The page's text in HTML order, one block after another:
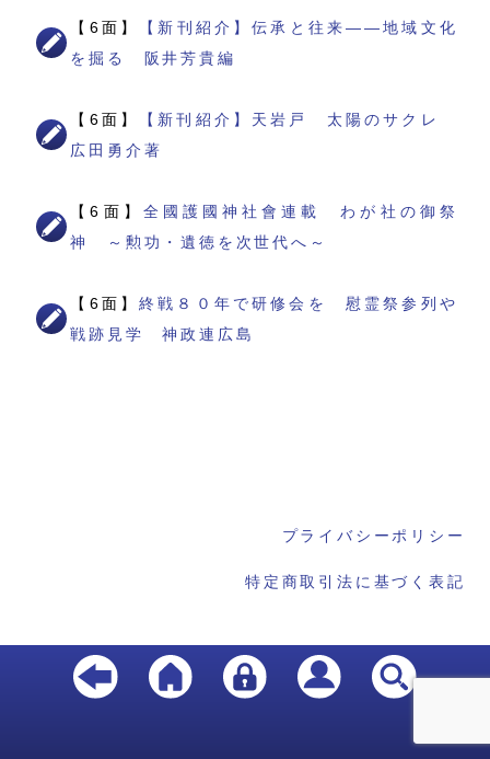
【6面】
【新刊紹介】伝承と往来――地域文化
を掘る 阪井芳貴編
【6面】
【新刊紹介】天岩戸 太陽のサクレ
広田勇介著
【6面】 全國護國神社會連載 わが社の御祭
神 ～勲功・遺徳を次世代へ～
【6面】終戦８０年で研修会を 慰霊祭参列や
戦跡見学 神政連広島
プライバシーポリシー
特定商取引法に基づく表記